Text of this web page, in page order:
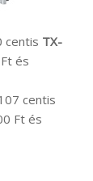
centis TX-
és
centis
Ft és